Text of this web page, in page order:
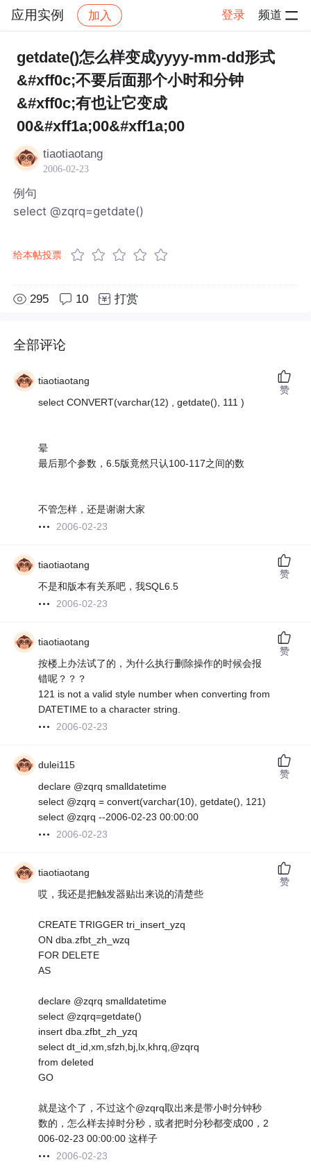
应用实例 加入 登录 频道
社区 应用实例 帖子详情
getdate()怎么样变成yyyy-mm-dd形式
&#xff0c;不要后面那个小时和分钟
&#xff0c;有也让它变成
00&#xff1a;00&#xff1a;00
tiaotiaotang
2006-02-23
例句
select @zqrq=getdate()
给本帖投票
295 10 打赏
全部评论
tiaotiaotang
select CONVERT(varchar(12) , getdate(), 111 )
晕
最后那个参数，6.5版竟然只认100-117之间的数
不管怎样，还是谢谢大家
2006-02-23
赞
tiaotiaotang
不是和版本有关系吧，我SQL6.5
2006-02-23
赞
tiaotiaotang
按楼上办法试了的，为什么执行删除操作的时候会报
错呢？？？
121 is not a valid style number when converting from
DATETIME to a character string.
2006-02-23
赞
dulei115
declare @zqrq smalldatetime
select @zqrq = convert(varchar(10), getdate(), 121)
select @zqrq --2006-02-23 00:00:00
2006-02-23
赞
tiaotiaotang
哎，我还是把触发器贴出来说的清楚些
CREATE TRIGGER tri_insert_yzq
ON dba.zfbt_zh_wzq
FOR DELETE
AS
declare @zqrq smalldatetime
select @zqrq=getdate()
insert dba.zfbt_zh_yzq
select dt_id,xm,sfzh,bj,lx,khrq,@zqrq
from deleted
GO
就是这个了，不过这个@zqrq取出来是带小时分钟秒
数的，怎么样去掉时分秒，或者把时分秒都变成00，2
006-02-23 00:00:00 这样子
2006-02-23
赞